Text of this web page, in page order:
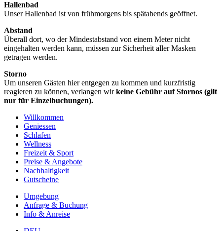
Hallenbad
Unser Hallenbad ist von frühmorgens bis spätabends geöffnet.
Abstand
Überall dort, wo der Mindestabstand von einem Meter nicht
eingehalten werden kann, müssen zur Sicherheit aller Masken
getragen werden.
Storno
Um unseren Gästen hier entgegen zu kommen und kurzfristig
reagieren zu können, verlangen wirkeine Gebühr auf Stornos (gilt
nur für Einzelbuchungen).
Willkommen
Geniessen
Schlafen
Wellness
Freizeit & Sport
Preise & Angebote
Nachhaltigkeit
Gutscheine
Umgebung
Anfrage & Buchung
Info & Anreise